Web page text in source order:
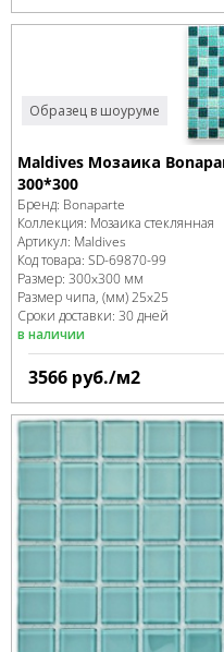
Образец в шоуруме
Maldives Мозаика
300*300
Бренд: Bonaparte
Коллекция: Мозаика стеклянная
Артикул: Maldives
Код товара: SD-69870-99
Размер: 300x300 мм
Размер чипа, (мм)25x25
Сроки доставки: 30 дней
в наличии
3566 руб./м2